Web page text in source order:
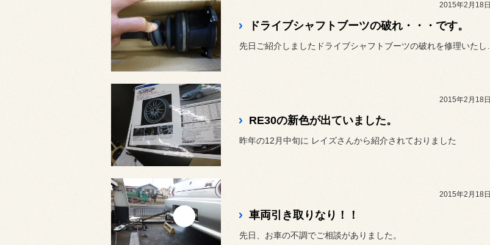
2015年2月18日
ドライブシャフトブーツの破れ・・・です。
2015年2月18日
RE30の新色が出ていました。
昨年の12月中旬に レイズさんから紹介されておりました
2015年2月18日
車両引き取りなり！！
先日、お車の不調でご相談がありました。